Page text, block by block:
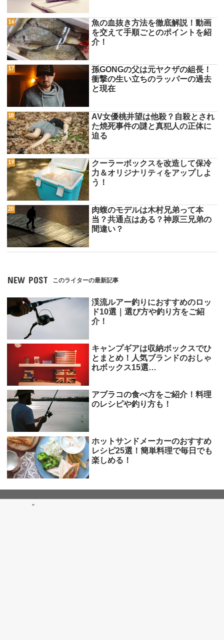
魚の血抜き方法を徹底解説！動画
を交えて手順ごとのポイントを紹
介！
孫GONGの父は元ヤクザの組長！
衝撃の生い立ちのラッパーの過去
と現在
AV女優桃井望は他殺？自殺とされ
た焼死事件の謎と真犯人の正体に
迫る
クーラーボックスを改造して保冷
力＆オリジナリティをアップしよ
う！
肉蝮のモデルは木村兄弟って本
当？共通点はある？神原三兄弟の
間違い？
NEW POST このライターの最新記事
渓流ルアー釣りにおすすめのロッ
ド10選｜選び方や釣り方をご紹
介！
キャンプギアは収納ボックスでひ
とまとめ！人気ブランドのおしゃ
れボックス15選…
アブラコの食べ方をご紹介！料理
のレシピや釣り方も！
ホットサンドメーカーのおすすめ
レシピ25選！簡単料理で毎日でも
楽しめる！
"